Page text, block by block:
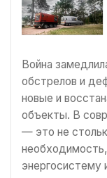
Война
обстрелов и
новые и
объекты. В
— это не
энергосистему